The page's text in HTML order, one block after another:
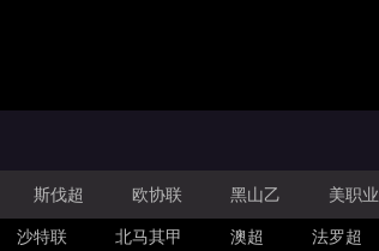
斯伐超 欧协联 黑山乙 美职业
沙特联 北马其甲 澳超 法罗超